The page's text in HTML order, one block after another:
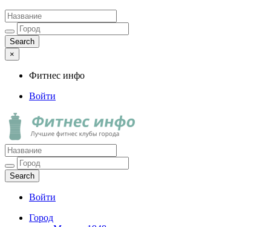
×
Фитнес инфо
Войти
Фитнес инфо
Лучшие фитнес клубы города
Войти
Город